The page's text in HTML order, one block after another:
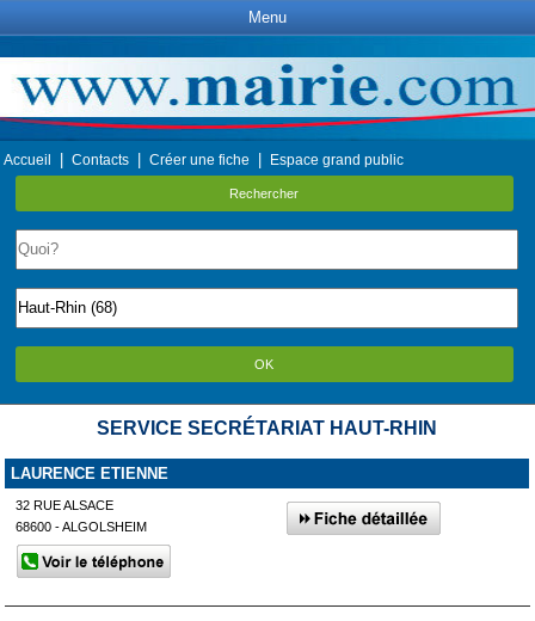
Menu
Accueil Contacts Créer une fiche Espace grand public
Rechercher
OK
SERVICE SECRÉTARIAT HAUT-RHIN
LAURENCE ETIENNE
32 RUE ALSACE
68600 - ALGOLSHEIM